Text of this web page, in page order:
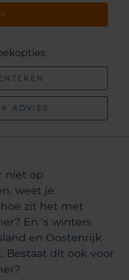
ADVIES
niet op
weet je
zit het met
En 's winters
en Oostenrijk
Bestaat dit ook voor